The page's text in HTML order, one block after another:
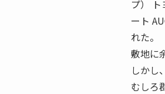
プ）
ート
れた。
敷地に
しかし
むしろ